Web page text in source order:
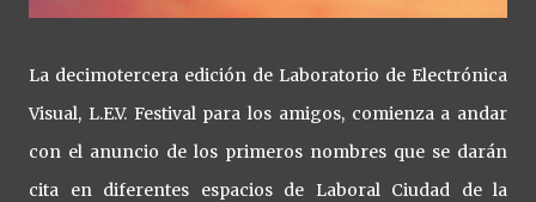
La decimotercera edición de Laboratorio de Electrónica
Visual, L.E.V. Festival para los amigos, comienza a andar
con el anuncio de los primeros nombres que se darán
cita en diferentes espacios de Laboral Ciudad de la